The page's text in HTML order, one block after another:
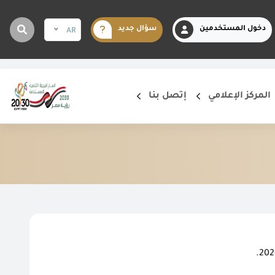
دخول المستخدمين سؤال جديد AR
المركز الإعلامي إتصل بنا